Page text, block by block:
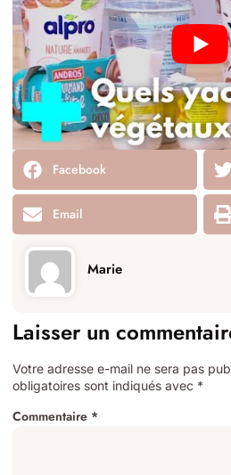
Facebook
Email
Marie
Laisser un
Votre adresse e-mail ne sera pas
obligatoires sont indiqués avec *
Commentaire *